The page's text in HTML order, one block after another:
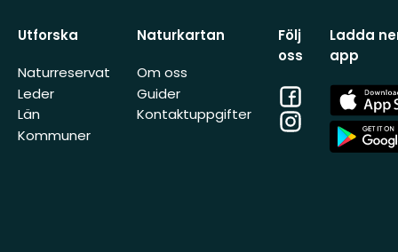
Utforska
Naturreservat
Leder
Län
Kommuner
Naturkartan
Om oss
Guider
Kontaktuppgifter
Följ
oss
Facebook
Instagram
Ladda
app
App
Store
App
Store